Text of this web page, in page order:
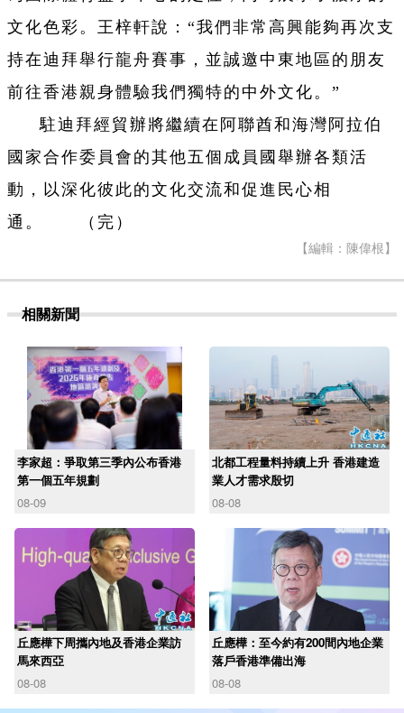
文化色彩。王梓軒說：“我們非常高興能夠再次支
持在迪拜舉行龍舟賽事，並誠邀中東地區的朋友
前往香港親身體驗我們獨特的中外文化。”
駐迪拜經貿辦將繼續在阿聯酋和海灣阿拉伯
國家合作委員會的其他五個成員國舉辦各類活
動，以深化彼此的文化交流和促進民心相
通。 （完）
【編輯：陳偉根】
相關新聞
李家超：爭取第三季內公布香港
第一個五年規劃
08-09
北都工程量料持續上升 香港建造
業人才需求殷切
08-08
丘應樺下周攜內地及香港企業訪
馬來西亞
08-08
丘應樺：至今約有200間內地企業
落戶香港準備出海
08-08